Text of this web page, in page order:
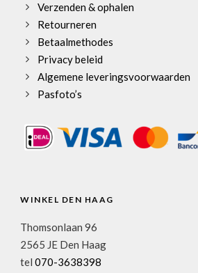
Verzenden & ophalen
Retourneren
Betaalmethodes
Privacy beleid
Algemene leveringsvoorwaarden
Pasfoto’s
WINKEL DEN HAAG
Thomsonlaan 96
2565 JE Den Haag
tel 070-3638398